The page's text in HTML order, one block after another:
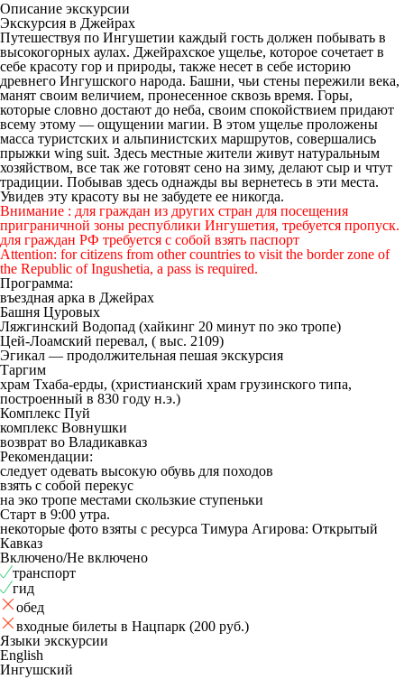
Описание экскурсии
Экскурсия в Джейрах
Путешествуя по Ингушетии каждый гость должен побывать в
высокогорных аулах. Джейрахское ущелье, которое сочетает в
себе красоту гор и природы, также несет в себе историю
древнего Ингушского народа. Башни, чьи стены пережили века,
манят своим величием, пронесенное сквозь время. Горы,
которые словно достают до неба, своим спокойствием придают
всему этому — ощущении магии. В этом ущелье проложены
масса туристских и альпинистских маршрутов, совершались
прыжки wing suit. Здесь местные жители живут натуральным
хозяйством, все так же готовят сено на зиму, делают сыр и чтут
традиции. Побывав здесь однажды вы вернетесь в эти места.
Увидев эту красоту вы не забудете ее никогда.
Внимание : для граждан из других стран для посещения
приграничной зоны республики Ингушетия, требуется пропуск.
для граждан РФ требуется с собой взять паспорт
Attention: for citizens from other countries to visit the border zone of
the Republic of Ingushetia, a pass is required.
Программа:
въездная арка в Джейрах
Башня Цуровых
Ляжгинский Водопад (хайкинг 20 минут по эко тропе)
Цей-Лоамский перевал, ( выс. 2109)
Эгикал — продолжительная пешая экскурсия
Таргим
храм Тхаба-ерды, (христианский храм грузинского типа,
построенный в 830 году н.э.)
Комплекс Пуй
комплекс Вовнушки
возврат во Владикавказ
Рекомендации:
следует одевать высокую обувь для походов
взять с собой перекус
на эко тропе местами скользкие ступеньки
Старт в 9:00 утра.
некоторые фото взяты с ресурса Тимура Агирова: Открытый
Кавказ
Включено/Не включено
транспорт
гид
обед
входные билеты в Нацпарк (200 руб.)
Языки экскурсии
English
Ингушский